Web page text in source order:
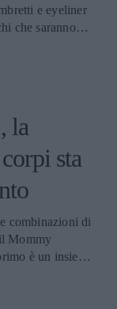
e eyeliner
che saranno
la
sta
combinazioni di
Mommy
è un insieme
che avevano